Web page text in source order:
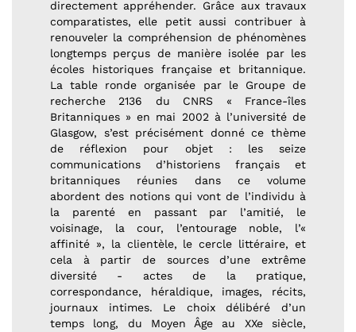
directement appréhender. Grâce aux travaux
comparatistes, elle petit aussi contribuer à
renouveler la compréhension de phénomènes
longtemps perçus de manière isolée par les
écoles historiques française et britannique.
La table ronde organisée par le Groupe de
recherche 2136 du CNRS « France-îles
Britanniques » en mai 2002 à l’université de
Glasgow, s’est précisément donné ce thème
de réflexion pour objet : les seize
communications d’historiens français et
britanniques réunies dans ce volume
abordent des notions qui vont de l’individu à
la parenté en passant par l’amitié, le
voisinage, la cour, l’entourage noble, l’«
affinité », la clientèle, le cercle littéraire, et
cela à partir de sources d’une extrême
diversité - actes de la pratique,
correspondance, héraldique, images, récits,
journaux intimes. Le choix délibéré d’un
temps long, du Moyen Âge au XXe siècle,